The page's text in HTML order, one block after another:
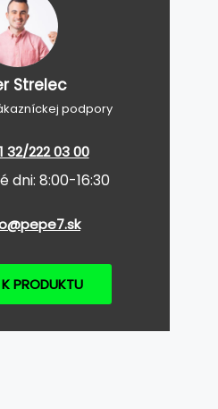
Strelec
podpory
32/222 03 00
dni: 8:00-16:30
PRODUKTU